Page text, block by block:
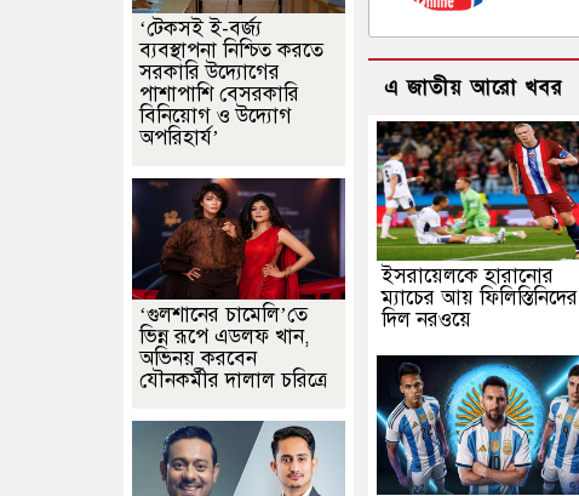
এ জাতীয় আরো খবর
ইসরায়েলকে হারানোর
ম্যাচের আয় ফিলিস্তিনিদের
দিল নরওয়ে
‘টেকসই ই-বর্জ্য
ব্যবস্থাপনা নিশ্চিত করতে
সরকারি উদ্যোগের
পাশাপাশি বেসরকারি
বিনিয়োগ ও উদ্যোগ
অপরিহার্য’
‘গুলশানের চামেলি’তে
ভিন্ন রূপে এডলফ খান,
অভিনয় করবেন
যৌনকর্মীর দালাল চরিত্রে